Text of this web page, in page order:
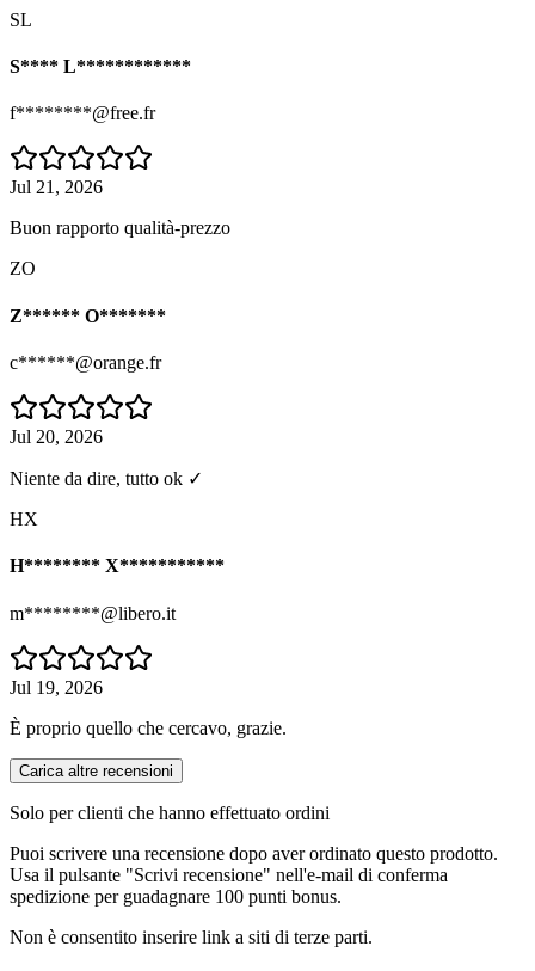
SL
S**** L************
f********@free.fr
Jul 21, 2026
Buon rapporto qualità-prezzo
ZO
Z****** O*******
c******@orange.fr
Jul 20, 2026
Niente da dire, tutto ok ✓
HX
H******** X***********
m********@libero.it
Jul 19, 2026
È proprio quello che cercavo, grazie.
Carica altre recensioni
Solo per clienti che hanno effettuato ordini
Puoi scrivere una recensione dopo aver ordinato questo prodotto.
Usa il pulsante "Scrivi recensione" nell'e-mail di conferma
spedizione per guadagnare 100 punti bonus.
Non è consentito inserire link a siti di terze parti.